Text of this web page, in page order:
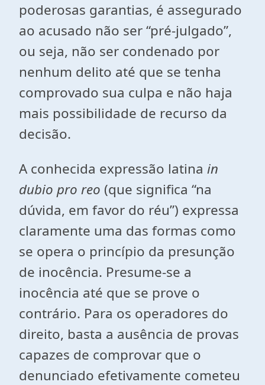
poderosas garantias, é assegurado
ao acusado não ser “pré-julgado”,
ou seja, não ser condenado por
nenhum delito até que se tenha
comprovado sua culpa e não haja
mais possibilidade de recurso da
decisão.
A conhecida expressão latina in
dubio pro reo (que significa “na
dúvida, em favor do réu”) expressa
claramente uma das formas como
se opera o princípio da presunção
de inocência. Presume-se a
inocência até que se prove o
contrário. Para os operadores do
direito, basta a ausência de provas
capazes de comprovar que o
denunciado efetivamente cometeu